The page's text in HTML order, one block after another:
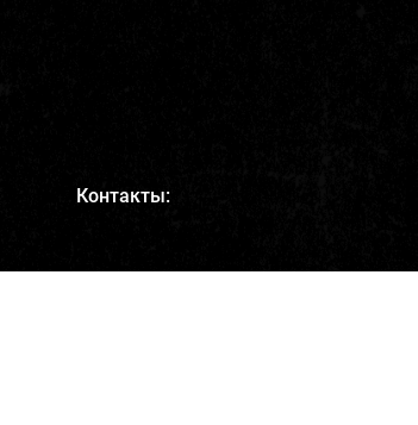
Контакты: